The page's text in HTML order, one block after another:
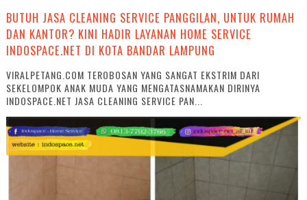
BUTUH JASA CLEANING SERVICE PANGGILAN, UNTUK RUMAH
DAN KANTOR? KINI HADIR LAYANAN HOME SERVICE
INDOSPACE.NET DI KOTA BANDAR LAMPUNG
VIRALPETANG.COM TEROBOSAN YANG SANGAT EKSTRIM DARI
SEKELOMPOK ANAK MUDA YANG MENGATASNAMAKAN DIRINYA
INDOSPACE.NET JASA CLEANING SERVICE PAN...